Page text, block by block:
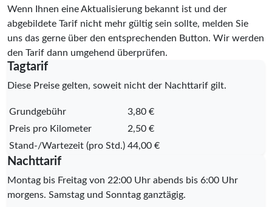
Wenn Ihnen eine Aktualisierung bekannt ist und der
abgebildete Tarif nicht mehr gültig sein sollte, melden Sie
uns das gerne über den entsprechenden Button. Wir werden
den Tarif dann umgehend überprüfen.
Tagtarif
Diese Preise gelten, soweit nicht der Nachttarif gilt.
Grundgebühr
3,80 €
Preis pro Kilometer
2,50 €
Stand-/Wartezeit (pro Std.) 44,00 €
Nachttarif
Montag bis Freitag von 22:00 Uhr abends bis 6:00 Uhr
morgens. Samstag und Sonntag ganztägig.